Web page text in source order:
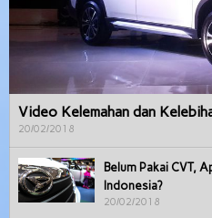
Video Kelemahan dan
20/02/2018
Belum Pakai CVT,
Indonesia?
20/02/2018